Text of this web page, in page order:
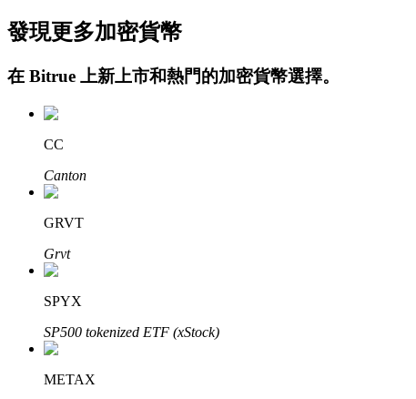
借貸寶
借貸數字貨幣，及時且安全的服務
發現更多加密貨幣
在 Bitrue 上新上市和熱門的加密貨幣選擇。
CC
Canton
GRVT
Grvt
SPYX
SP500 tokenized ETF (xStock)
METAX